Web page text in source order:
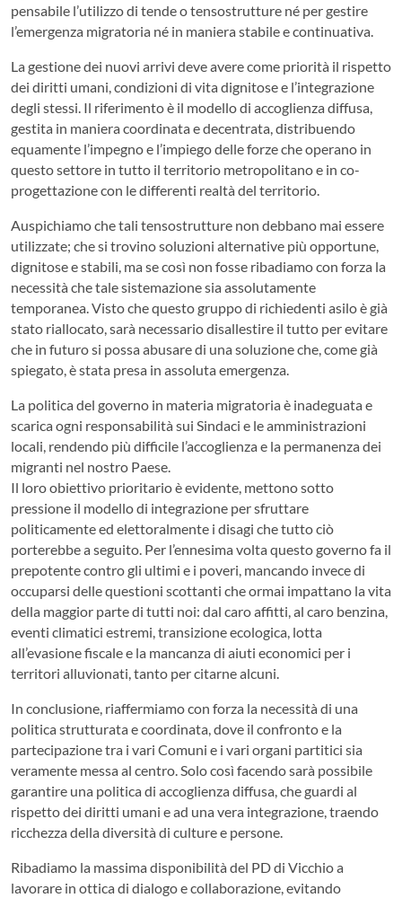
pensabile l’utilizzo di tende o tensostrutture né per gestire
l’emergenza migratoria né in maniera stabile e continuativa.
La gestione dei nuovi arrivi deve avere come priorità il rispetto
dei diritti umani, condizioni di vita dignitose e l’integrazione
degli stessi. Il riferimento è il modello di accoglienza diffusa,
gestita in maniera coordinata e decentrata, distribuendo
equamente l’impegno e l’impiego delle forze che operano in
questo settore in tutto il territorio metropolitano e in co-
progettazione con le differenti realtà del territorio.
Auspichiamo che tali tensostrutture non debbano mai essere
utilizzate; che si trovino soluzioni alternative più opportune,
dignitose e stabili, ma se così non fosse ribadiamo con forza la
necessità che tale sistemazione sia assolutamente
temporanea. Visto che questo gruppo di richiedenti asilo è già
stato riallocato, sarà necessario disallestire il tutto per evitare
che in futuro si possa abusare di una soluzione che, come già
spiegato, è stata presa in assoluta emergenza.
La politica del governo in materia migratoria è inadeguata e
scarica ogni responsabilità sui Sindaci e le amministrazioni
locali, rendendo più difficile l’accoglienza e la permanenza dei
migranti nel nostro Paese.
Il loro obiettivo prioritario è evidente, mettono sotto
pressione il modello di integrazione per sfruttare
politicamente ed elettoralmente i disagi che tutto ciò
porterebbe a seguito. Per l’ennesima volta questo governo fa il
prepotente contro gli ultimi e i poveri, mancando invece di
occuparsi delle questioni scottanti che ormai impattano la vita
della maggior parte di tutti noi: dal caro affitti, al caro benzina,
eventi climatici estremi, transizione ecologica, lotta
all’evasione fiscale e la mancanza di aiuti economici per i
territori alluvionati, tanto per citarne alcuni.
In conclusione, riaffermiamo con forza la necessità di una
politica strutturata e coordinata, dove il confronto e la
partecipazione tra i vari Comuni e i vari organi partitici sia
veramente messa al centro. Solo così facendo sarà possibile
garantire una politica di accoglienza diffusa, che guardi al
rispetto dei diritti umani e ad una vera integrazione, traendo
ricchezza della diversità di culture e persone.
Ribadiamo la massima disponibilità del PD di Vicchio a
lavorare in ottica di dialogo e collaborazione, evitando